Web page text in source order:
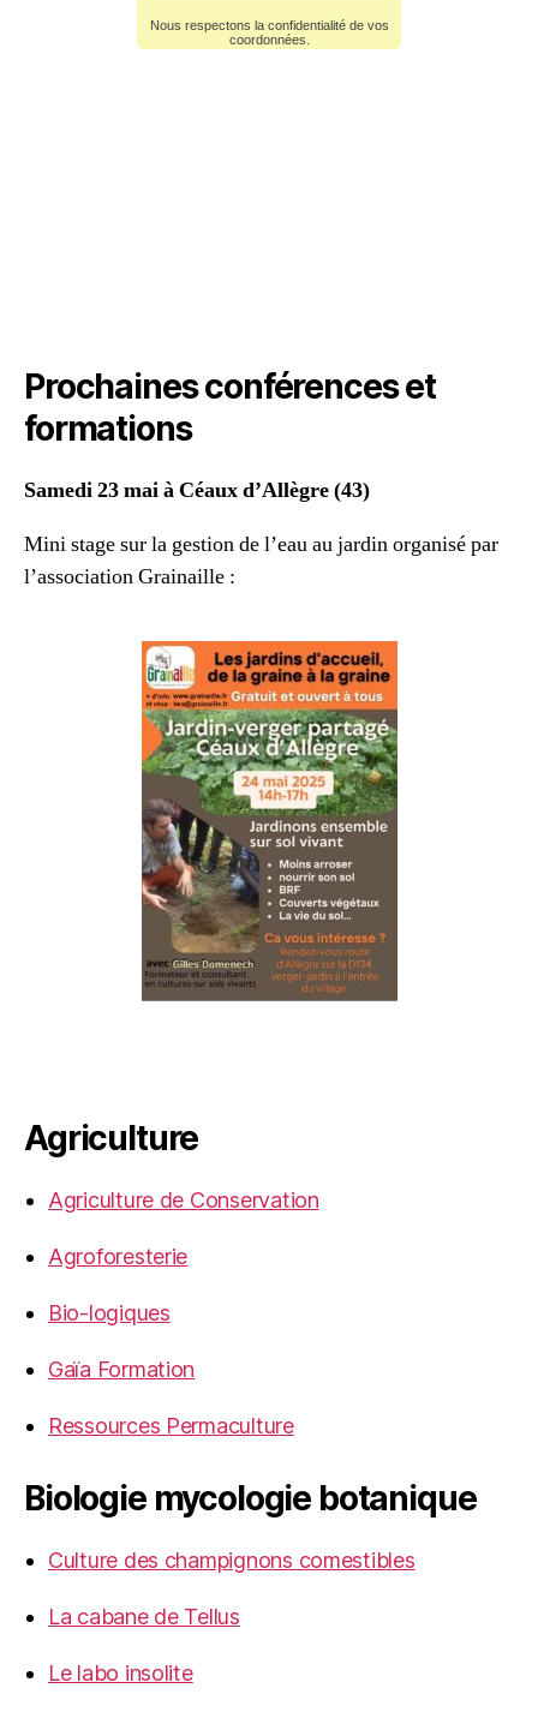
Prochaines conférences et
formations
Samedi 23 mai à Céaux d’Allègre (43)
Mini stage sur la gestion de l’eau au jardin organisé par
l’association Grainaille :
Agriculture
Agriculture de Conservation
Agroforesterie
Bio-logiques
Gaïa Formation
Ressources Permaculture
Biologie mycologie botanique
Culture des champignons comestibles
La cabane de Tellus
Le labo insolite